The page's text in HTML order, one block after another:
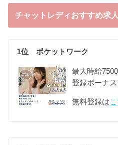
チャットレディおすすめ求
1位 ポケットワーク
最大時給
登録ボーナス
無料登録は